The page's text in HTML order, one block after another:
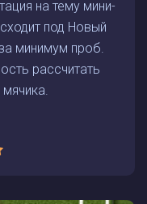
на тему мини-
под Новый
минимум проб.
рассчитать